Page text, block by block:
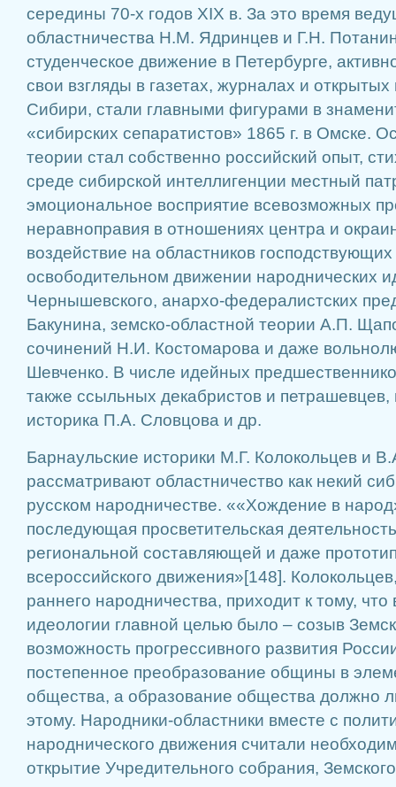
середины 70-х годов XIX в. За это время
областничества Н.М. Ядринцев и Г.Н.
студенческое движение в Петербурге,
свои взгляды в газетах, журналах и
Сибири, стали главными фигурами в
«сибирских сепаратистов» 1865 г. в Омске.
теории стал собственно российский опыт,
среде сибирской интеллигенции местный
эмоциональное восприятие всевозможных
неравноправия в отношениях центра и
воздействие на областников
освободительном движении народнических
Чернышевского, анархо-федералистских
Бакунина, земско-областной теории А.П.
сочинений Н.И. Костомарова и даже
Шевченко. В числе идейных
также ссыльных декабристов и петрашевцев,
историка П.А. Словцова и др.
Барнаульские историки М.Г. Колокольцев и
рассматривают областничество как некий
русском народничестве. ««Хождение в
последующая просветительская
региональной составляющей и даже
всероссийского движения»[148].
раннего народничества, приходит к тому,
идеологии главной целью было – созыв
возможность прогрессивного развития
постепенное преобразование общины в
общества, а образование общества должно
этому. Народники-областники вместе с
народнического движения считали
открытие Учредительного собрания,